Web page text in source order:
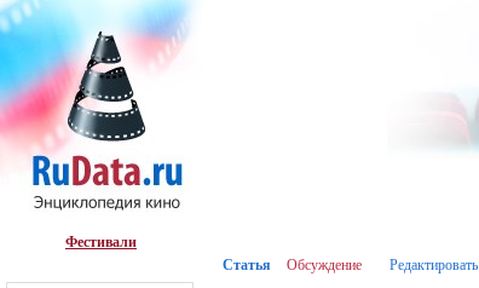
Фестивали
Статья Обсуждение Редактировать